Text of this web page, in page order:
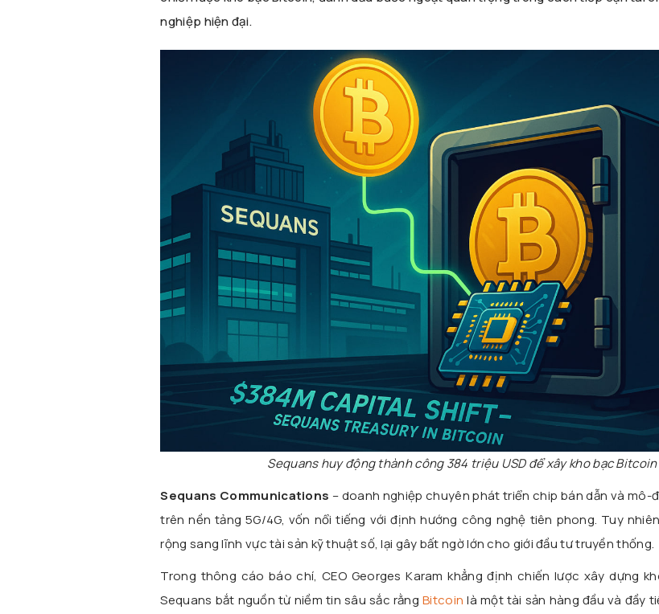
nghiệp hiện đại.
Sequans huy động thành công 384 triệu USD để xây kho bạc Bitcoin
Sequans Communications – doanh nghiệp chuyên phát triển chip bán dẫn và mô-
trên nền tảng 5G/4G, vốn nổi tiếng với định hướng công nghệ tiên phong. Tuy
rộng sang lĩnh vực tài sản kỹ thuật số, lại gây bất ngờ lớn cho giới đầu tư truyền thống.
Trong thông cáo báo chí, CEO Georges Karam khẳng định chiến lược xây dựng
Sequans bắt nguồn từ niềm tin sâu sắc rằngBitcoin là một tài sản hàng đầu và đầy